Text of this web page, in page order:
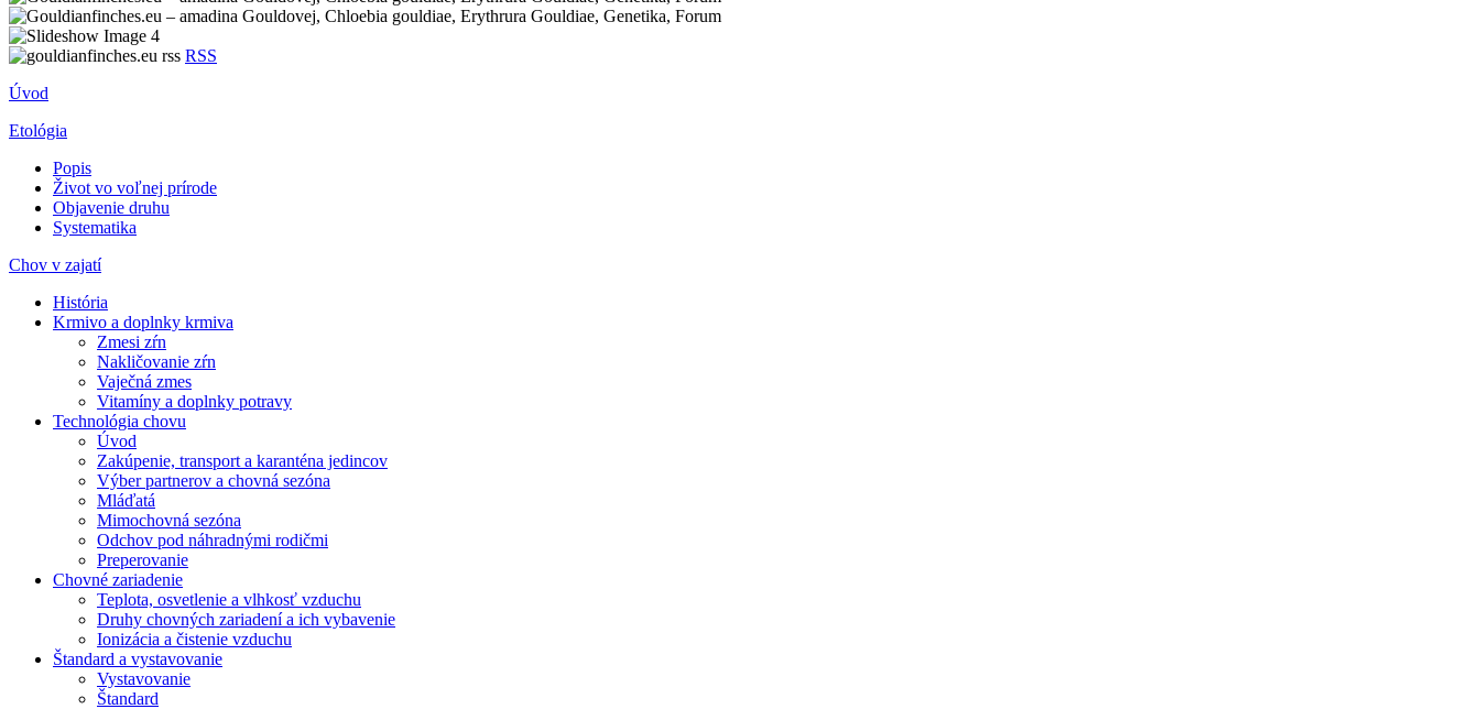
RSS
Úvod
Etológia
Popis
Život vo voľnej prírode
Objavenie druhu
Systematika
Chov v zajatí
História
Krmivo a doplnky krmiva
Zmesi zŕn
Nakličovanie zŕn
Vaječná zmes
Vitamíny a doplnky potravy
Technológia chovu
Úvod
Zakúpenie, transport a karanténa jedincov
Výber partnerov a chovná sezóna
Mláďatá
Mimochovná sezóna
Odchov pod náhradnými rodičmi
Preperovanie
Chovné zariadenie
Teplota, osvetlenie a vlhkosť vzduchu
Druhy chovných zariadení a ich vybavenie
Ionizácia a čistenie vzduchu
Štandard a vystavovanie
Vystavovanie
Štandard